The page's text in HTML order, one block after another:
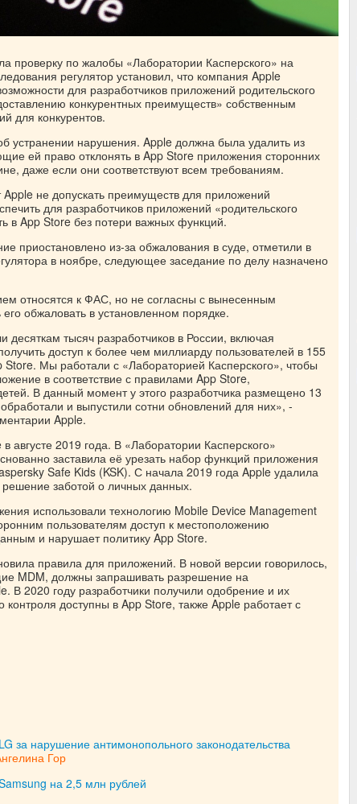
проверку по жалобы «Лаборатории Касперского» на
регулятор установил, что компания Apple
для разработчиков приложений родительского
конкурентных преимуществ» собственным
для конкурентов.
устранении нарушения. Apple должна была удалить из
ей право отклонять в App Store приложения сторонних
даже если они соответствуют всем требованиям.
не допускать преимуществ для приложений
для разработчиков приложений «родительского
в App Store без потери важных функций.
приостановлено из-за обжалования в суде, отметили в
в ноябре, следующее заседание по делу назначено
относятся к ФАС, но не согласны с вынесенным
обжаловать в установленном порядке.
тысяч разработчиков в России, включая
доступ к более чем миллиарду пользователей в 155
Мы работали с «Лабораторией Касперского», чтобы
в соответствие с правилами App Store,
В данный момент у этого разработчика размещено 13
и выпустили сотни обновлений для них», -
Apple.
августе 2019 года. В «Лаборатории Касперского»
заставила её урезать набор функций приложения
Safe Kids (KSK). С начала 2019 года Apple удалила
решение заботой о личных данных.
использовали технологию Mobile Device Management
пользователям доступ к местоположению
и нарушает политику App Store.
правила для приложений. В новой версии говорилось,
MDM, должны запрашивать разрешение на
В 2020 году разработчики получили одобрение и их
контроля доступны в App Store, также Apple работает с
за нарушение антимонопольного законодательства
Гор
на 2,5 млн рублей